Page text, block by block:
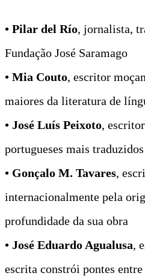
• Pilar del Río, jornalista,
Fundação José Saramago
• Mia Couto, escritor
maiores da literatura de
• José Luís Peixoto,
portugueses mais
• Gonçalo M. Tavares,
internacionalmente pela
profundidade da sua obra
• José Eduardo Agualusa,
escrita constrói pontes